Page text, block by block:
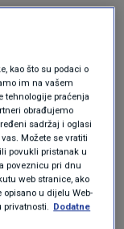
onda tu imate
koje tu stoji
rekao je za
u blizini.
Jadran:
vlakana
robe?
kao što su podaci o
im na vašem
tehnologije praćenja
obrađujemo
sadržaj i oglasi
Možete se vratiti
povukli pristanak u
poveznicu pri dnu
web stranice, ako
u dijelu Web-
Dodatne